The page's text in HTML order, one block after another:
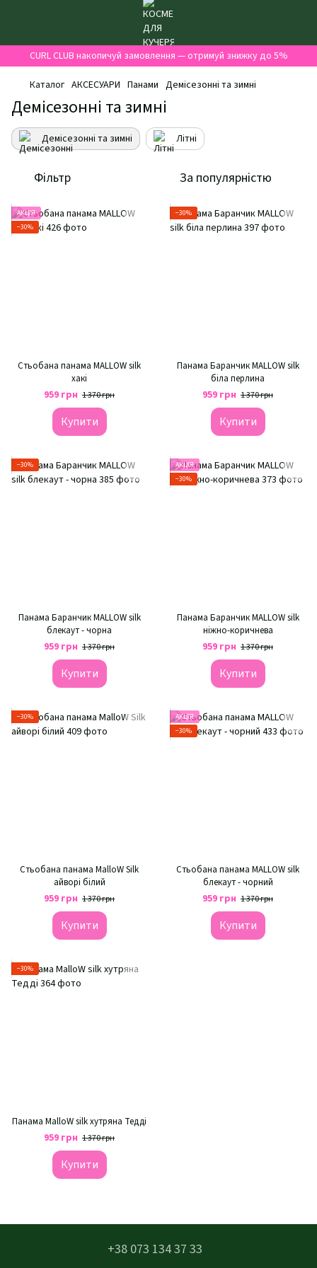
CURL CLUB накопичуй замовлення — отримуй знижку до 5%
Каталог АКСЕСУАРИ Панами Демісезонні та зимні
Демісезонні та зимні
Демісезонні та зимні Літні
Фільтр За популярністю
АКЦІЯ
−30%
Стьобана панама MALLOW silk
хакі
959 грн 1 370 грн
Купити
−30%
Панама Баранчик MALLOW silk
біла перлина
959 грн 1 370 грн
Купити
−30%
Панама Баранчик MALLOW silk
блекаут - чорна
959 грн 1 370 грн
Купити
АКЦІЯ
−30%
Панама Баранчик MALLOW silk
ніжно-коричнева
959 грн 1 370 грн
Купити
−30%
Стьобана панама MalloW Silk
айворі білий
959 грн 1 370 грн
Купити
АКЦІЯ
−30%
Стьобана панама MALLOW silk
блекаут - чорний
959 грн 1 370 грн
Купити
−30%
Панама MalloW silk хутряна Тедді
959 грн 1 370 грн
Купити
+38 073 134 37 33